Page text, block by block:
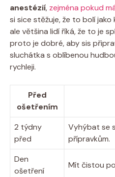
anestézií, zejména pokud
si sice stěžuje, že to bolí
ale většina lidí říká, že to je
proto je dobré, aby sis
sluchátka s oblíbenou
rychleji.
Před
ošetřením
2 týdny
před
Vyhýbat se
přípravkům.
Den
ošetření
Mít čistou